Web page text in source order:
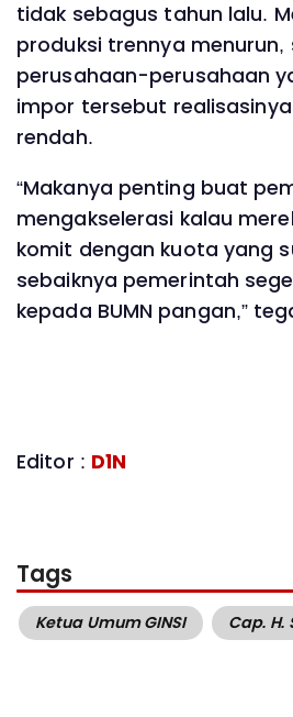
tidak sebagus tahun lalu.
produksi trennya
perusahaan-perusahaan
impor tersebut
rendah.
“Makanya penting buat
mengakselerasi kalau
komit dengan kuota yang
sebaiknya pemerintah
kepada BUMN pangan,”
Editor : D1N
Tags
Ketua Umum GINSI Cap. H.